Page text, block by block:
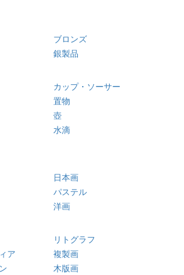
ブロンズ
銀製品
カップ・ソーサー
置物
壺
水滴
日本画
パステル
洋画
リトグラフ
ア
複製画
木版画